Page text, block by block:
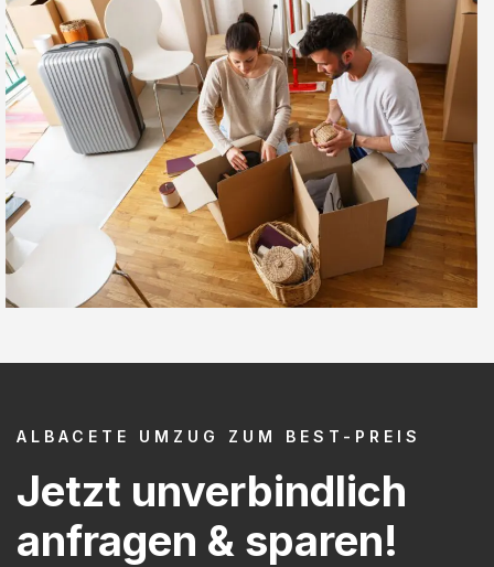
ALBACETE UMZUG ZUM BEST-PREIS
Jetzt unverbindlich
anfragen & sparen!